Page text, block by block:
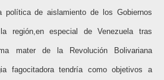
política de aislamiento de los Gobiernos
región,en especial de Venezuela tras
mater de la Revolución Bolivariana
fagocitadora tendría como objetivos a